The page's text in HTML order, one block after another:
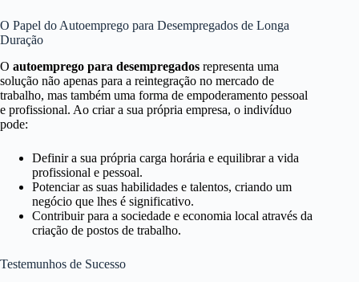
O Papel do Autoemprego para Desempregados de Longa
Duração
O autoemprego para desempregados representa uma
solução não apenas para a reintegração no mercado de
trabalho, mas também uma forma de empoderamento pessoal
e profissional. Ao criar a sua própria empresa, o indivíduo
pode:
Definir a sua própria carga horária e equilibrar a vida
profissional e pessoal.
Potenciar as suas habilidades e talentos, criando um
negócio que lhes é significativo.
Contribuir para a sociedade e economia local através da
criação de postos de trabalho.
Testemunhos de Sucesso